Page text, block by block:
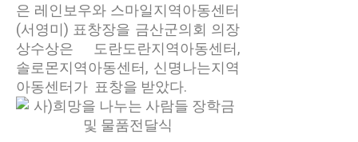
은 레인보우와 스마일지역아동센터
(서영미) 표창장을 금산군의회 의장
상수상은 도란도란지역아동센터,
솔로몬지역아동센터, 신명나는지역
아동센터가 표창을 받았다.